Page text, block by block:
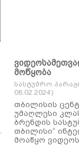
მოწყობა
სასტუმრო
08.02.2024)
თბილისის
უმაღლესი
ბრენდის
თბილისი“
მოაწყო